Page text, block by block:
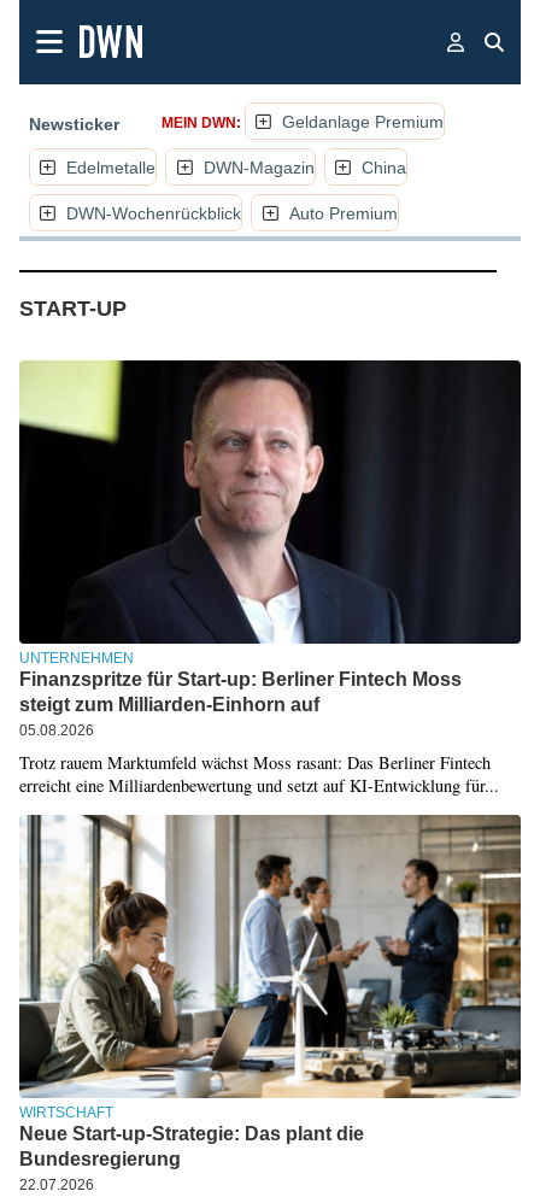
Newsticker MEIN DWN: Geldanlage Premium
Edelmetalle DWN-Magazin China
DWN-Wochenrückblick Auto Premium
START-UP(NACHRICHTEN, ARTIKEL,
UNTERNEHMEN
Finanzspritze für Start-up: Berliner Fintech Moss
steigt zum Milliarden-Einhorn auf
05.08.2026
Trotz rauem Marktumfeld wächst Moss rasant: Das Berliner Fintech
erreicht eine Milliardenbewertung und setzt auf KI-Entwicklung für...
WIRTSCHAFT
Neue Start-up-Strategie: Das plant die
Bundesregierung
22.07.2026